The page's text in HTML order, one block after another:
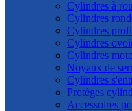
Cylindres à
Cylindres
Cylindres
Cylindres
Cylindres
Noyaux de
Cylindres
Protèges
Accessoires